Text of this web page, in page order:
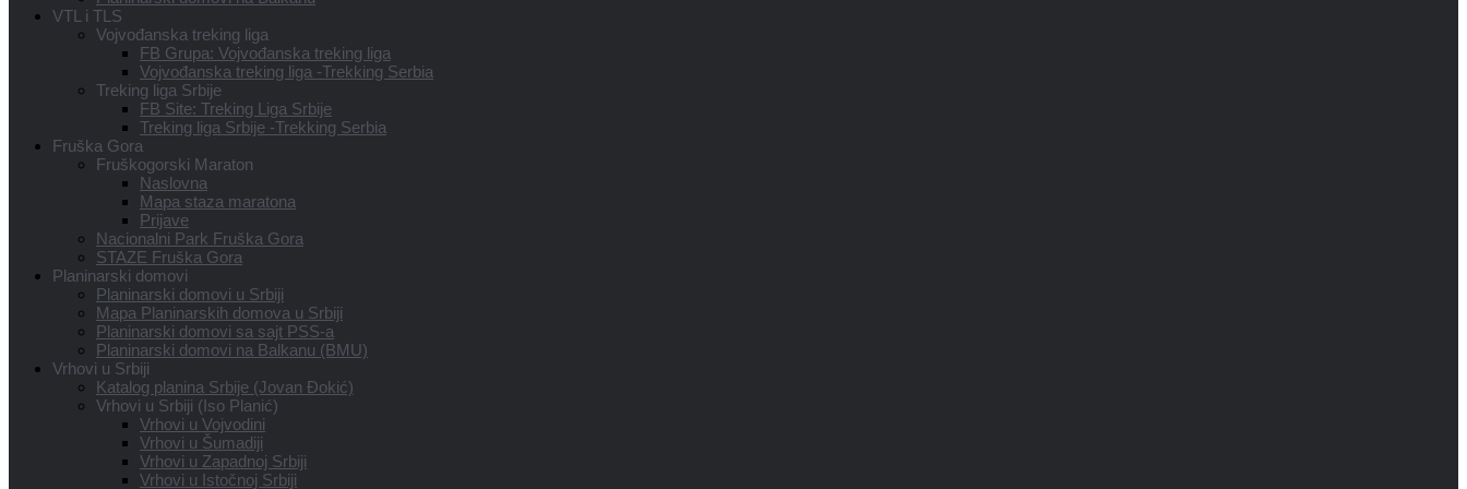
VTL i TLS
Vojvođanska treking liga
FB Grupa: Vojvođanska treking liga
Vojvođanska treking liga -Trekking Serbia
Treking liga Srbije
FB Site: Treking Liga Srbije
Treking liga Srbije -Trekking Serbia
Fruška Gora
Fruškogorski Maraton
Naslovna
Mapa staza maratona
Prijave
Nacionalni Park Fruška Gora
STAZE Fruška Gora
Planinarski domovi
Planinarski domovi u Srbiji
Mapa Planinarskih domova u Srbiji
Planinarski domovi sa sajt PSS-a
Planinarski domovi na Balkanu (BMU)
Vrhovi u Srbiji
Katalog planina Srbije (Jovan Đokić)
Vrhovi u Srbiji (Iso Planić)
Vrhovi u Vojvodini
Vrhovi u Šumadiji
Vrhovi u Zapadnoj Srbiji
Vrhovi u Istočnoj Srbiji